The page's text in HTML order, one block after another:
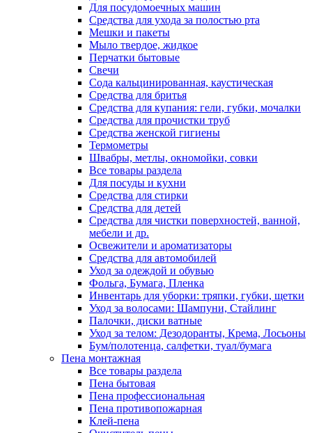
Для посудомоечных машин
Средства для ухода за полостью рта
Мешки и пакеты
Мыло твердое, жидкое
Перчатки бытовые
Свечи
Сода кальцинированная, каустическая
Средства для бритья
Средства для купания: гели, губки, мочалки
Средства для прочистки труб
Средства женской гигиены
Термометры
Швабры, метлы, окномойки, совки
Все товары раздела
Для посуды и кухни
Средства для стирки
Средства для детей
Средства для чистки поверхностей, ванной,
мебели и др.
Освежители и ароматизаторы
Средства для автомобилей
Уход за одеждой и обувью
Фольга, Бумага, Пленка
Инвентарь для уборки: тряпки, губки, щетки
Уход за волосами: Шампуни, Стайлинг
Палочки, диски ватные
Уход за телом: Дезодоранты, Крема, Лосьоны
Бум/полотенца, салфетки, туал/бумага
Пена монтажная
Все товары раздела
Пена бытовая
Пена профессиональная
Пена противопожарная
Клей-пена